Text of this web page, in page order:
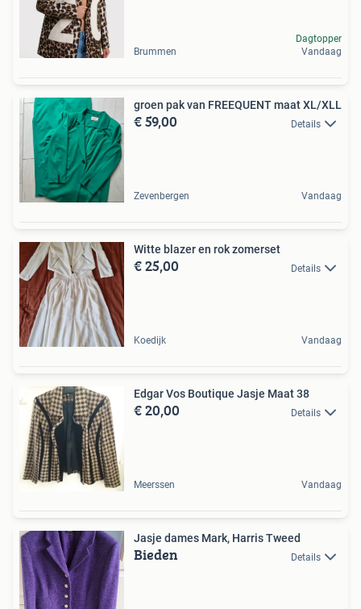
Brummen
Dagtopper
Vandaag
groen pak van FREEQUENT maat XL/XLL
€ 59,00 Details
Zevenbergen Vandaag
Witte blazer en rok zomerset
€ 25,00 Details
Koedijk Vandaag
Edgar Vos Boutique Jasje Maat 38
€ 20,00 Details
Meerssen Vandaag
Jasje dames Mark, Harris Tweed
Bieden Details